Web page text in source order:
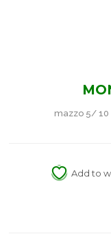
mazzo 5/
Add to